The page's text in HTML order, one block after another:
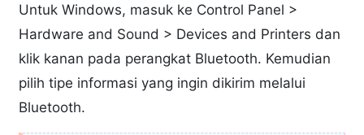
Untuk Windows, masuk ke Control Panel >
Hardware and Sound > Devices and Printers dan
klik kanan pada perangkat Bluetooth. Kemudian
pilih tipe informasi yang ingin dikirim melalui
Bluetooth.